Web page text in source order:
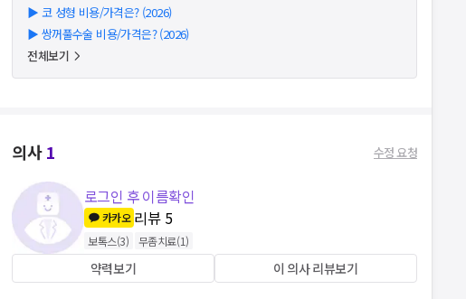
▶ 코 성형 비용/가격은? (2026)
▶ 쌍꺼풀수술 비용/가격은? (2026)
전체보기
의사1 수정 요청
로그인 후 이름확인
카카오 리뷰 5
보톡스(3) 무좀치료(1)
약력보기 이 의사 리뷰보기